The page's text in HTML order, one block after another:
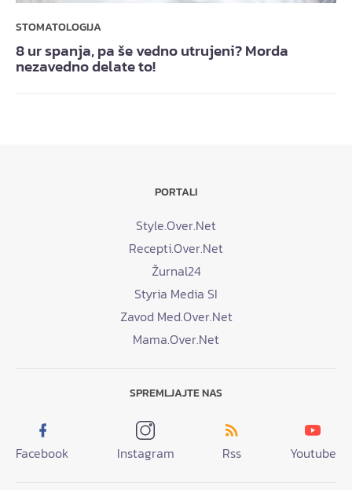
STOMATOLOGIJA
8 ur spanja, pa še vedno utrujeni? Morda
nezavedno delate to!
PORTALI
Style.Over.Net
Recepti.Over.Net
Žurnal24
Styria Media SI
Zavod Med.Over.Net
Mama.Over.Net
SPREMLJAJTE NAS
Facebook Instagram Rss Youtube